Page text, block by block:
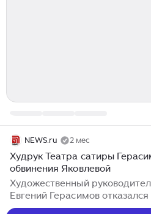
NEWS.ru 2 мес
Худрук Театра сатиры
обвинения Яковлевой
Художественный
Евгений Герасимов
NEWS.ru обвинения